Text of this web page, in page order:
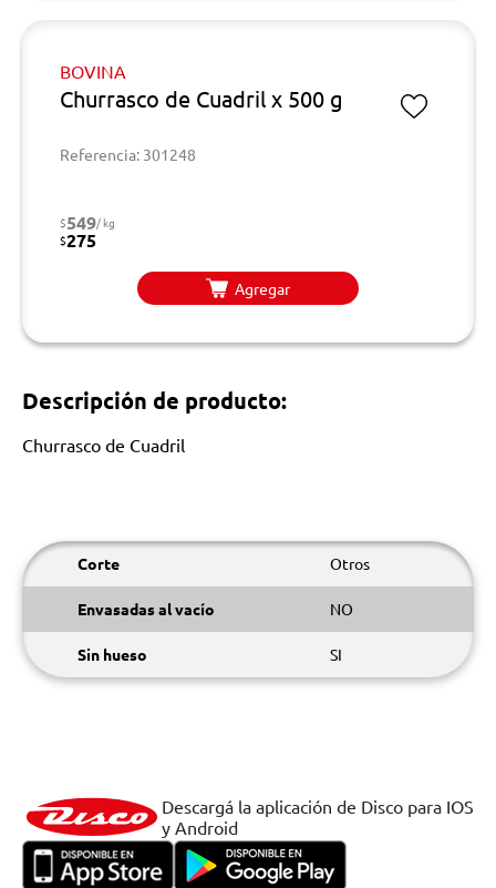
BOVINA
Churrasco de Cuadril x 500 g
Referencia: 301248
$549/ kg
$275
Agregar
Descripción de producto:
Churrasco de Cuadril
Corte Otros
Envasadas al vacío NO
Sin hueso SI
Descargá la aplicación de Disco para IOS
y Android